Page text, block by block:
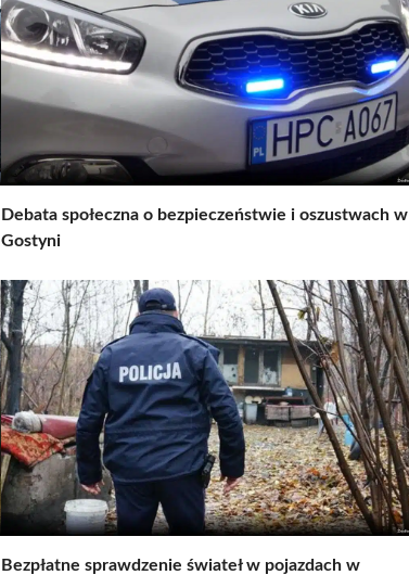
Debata społeczna o bezpieczeństwie i oszustwach w
Gostyni
Bezpłatne sprawdzenie świateł w pojazdach w